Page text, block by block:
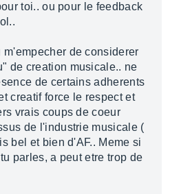
toi.. ou pour le feedback
m'empecher de considerer
de creation musicale.. ne
de certains adherents
creatif force le respect et
vrais coups de coeur
de l'industrie musicale (
bel et bien d'AF.. Meme si
parles, a peut etre trop de